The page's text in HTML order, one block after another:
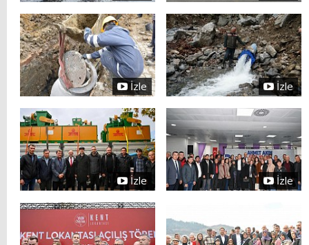
İzle İzle
İzle İzle